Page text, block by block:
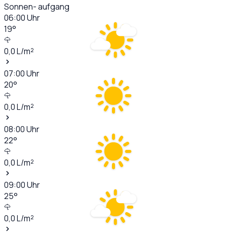
Sonnen- aufgang
06:00Uhr
19°
0,0L/m²
07:00Uhr
20°
0,0L/m²
08:00Uhr
22°
0,0L/m²
09:00Uhr
25°
0,0L/m²